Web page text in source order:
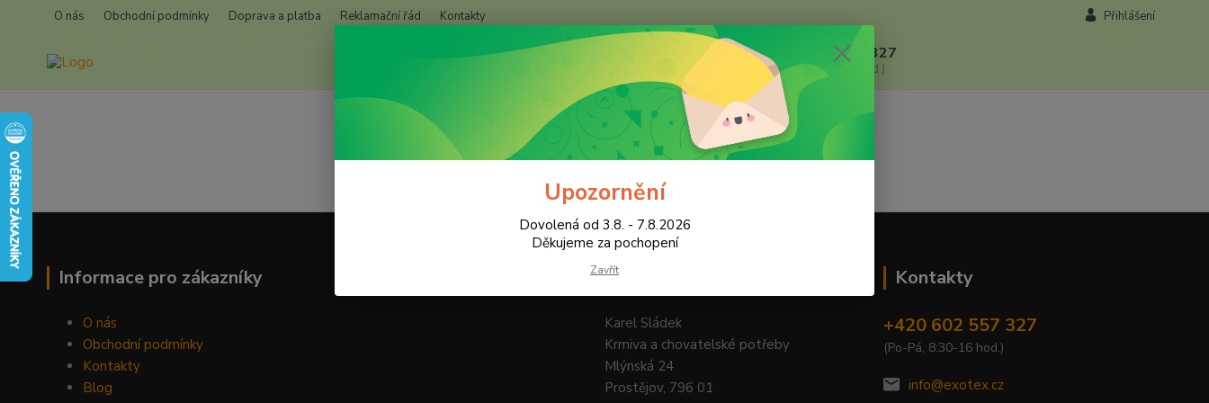
O nás Obchodní podmínky Doprava a platba Reklamační řád Kontakty Přihlášení
+420 602 557 327
(Po-Pá, 8:30-16 hod.)
Informace pro zákazníky
O nás
Obchodní podmínky
Kontakty
Blog
Kde nás najdete
Karel Sládek
Krmiva a chovatelské potřeby
Mlýnská 24
Prostějov, 796 01
Kontakty
+420 602 557 327
(Po-Pá, 8:30-16 hod.)
info@exotex.cz
Upozornění
Dovolená od 3.8. - 7.8.2026
Děkujeme za pochopení
Zavřít